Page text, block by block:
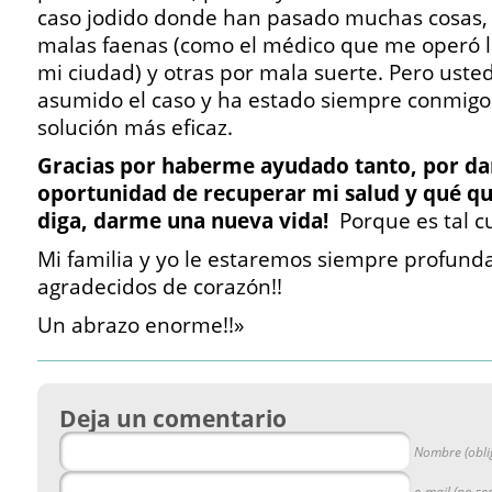
caso jodido donde han pasado muchas
malas faenas (como el médico que me operó
mi ciudad) y otras por mala suerte. Pero
asumido el caso y ha estado siempre
solución más eficaz.
Gracias por haberme ayudado tanto, por
oportunidad de recuperar mi salud y qué
diga, darme una nueva vida!Porque es tal
Mi familia y yo le estaremos siempre
agradecidos de corazón!!
Un abrazo enorme!!»
Deja un comentario
Nombre